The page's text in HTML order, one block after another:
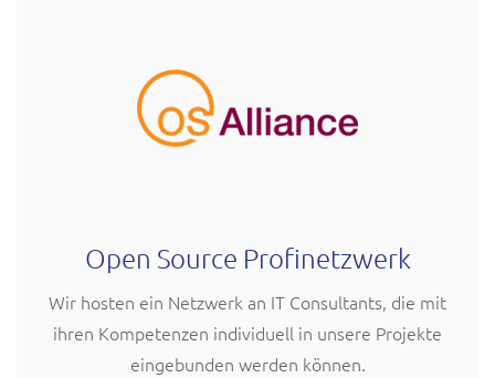
Open Source Profinetzwerk
Wir hosten ein Netzwerk an IT Consultants, die mit
ihren Kompetenzen individuell in unsere Projekte
eingebunden werden können.